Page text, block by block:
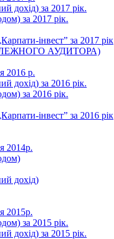
дохід) за 2017 рік.
за 2017 рік.
інвест” за 2017 рік
АУДИТОРА)
2016 р.
дохід) за 2016 рік.
за 2016 рік.
інвест” за 2016 рік
2014р.
дохід)
2015р.
за 2015 рік.
дохід) за 2015 рік.